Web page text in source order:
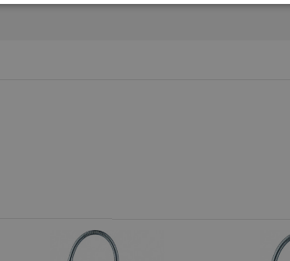
ЕФЕКТИВНОСТ ТАРГЕТИРАНЕ
1 месец